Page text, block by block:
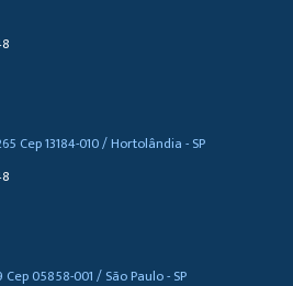
Cep 13184-010 / Hortolândia - SP
05858-001 / São Paulo - SP